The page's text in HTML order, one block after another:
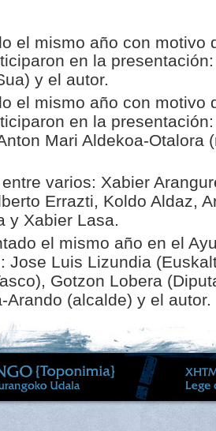
el mismo año con motivo
en la
y el autor.
el mismo año con motivo
en la
Mari Aldekoa-Otalora
varios: Xabier
Errazti, Koldo Aldaz,
y Xabier Lasa.
el mismo año en el
Jose Luis Lizundia
Gotzon Lobera
Arando (alcalde) y el autor.